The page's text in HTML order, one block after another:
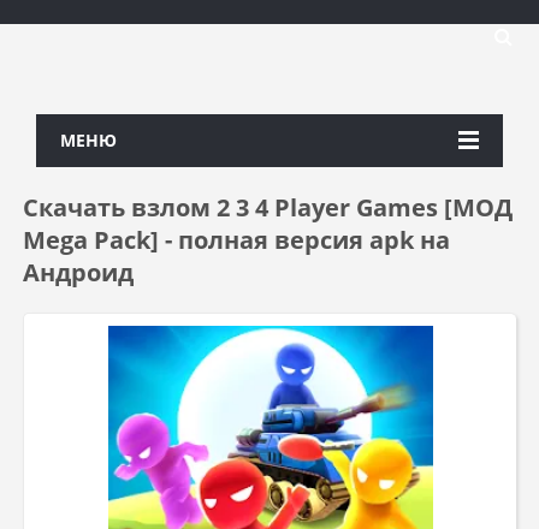
МЕНЮ
Скачать взлом 2 3 4 Player Games [МОД
Mega Pack] - полная версия apk на
Андроид